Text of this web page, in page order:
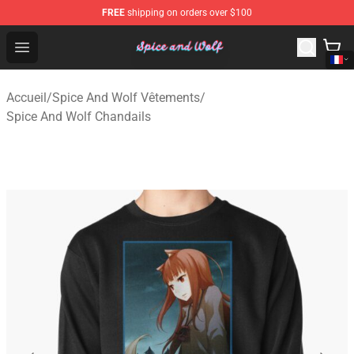
FREE shipping on orders over $100
Open menu
Spice And Wolf Store - Official Spice And Wolf
Accueil/Spice And Wolf Vêtements/
Spice And Wolf Chandails